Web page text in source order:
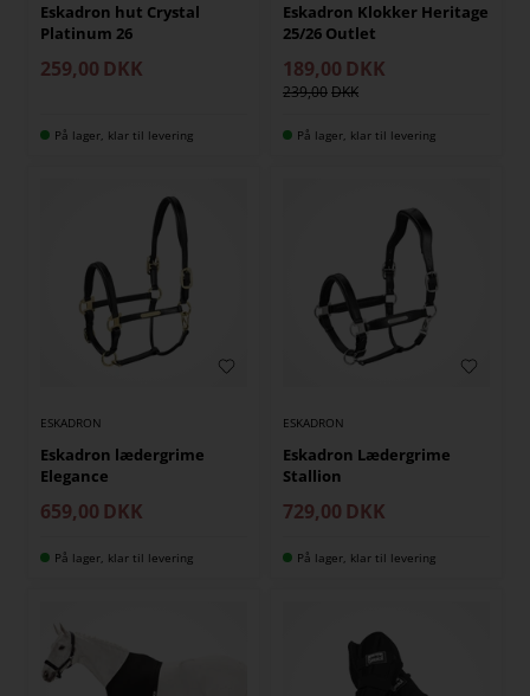
Eskadron hut Crystal
Platinum 26
259,00 DKK
På lager, klar til levering
Eskadron Klokker Heritage
25/26 Outlet
189,00 DKK
239,00
På lager, klar til levering
ESKADRON
Eskadron lædergrime
Elegance
659,00 DKK
På lager, klar til levering
ESKADRON
Eskadron Lædergrime
Stallion
729,00 DKK
På lager, klar til levering